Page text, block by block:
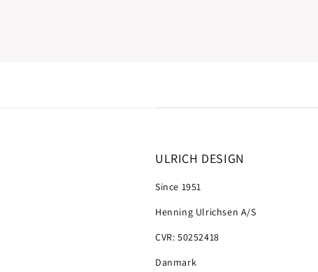
ULRICH DESIGN
Since 1951
Henning Ulrichsen A/S
CVR: 50252418
Danmark